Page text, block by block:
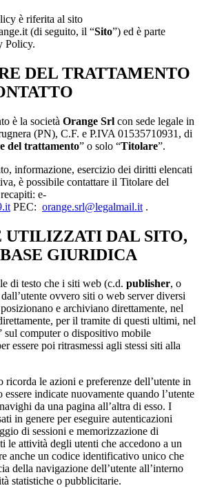
è riferita al sito
(di seguito, il “Sito”) ed è parte
Policy.
DEL TRATTAMENTO
è la società Orange Srl con sede legale in
(PN), C.F. e P.IVA 01535710931, di
del trattamento” o solo “Titolare”.
informazione, esercizio dei diritti elencati
è possibile contattare il Titolare del
e-
PEC: orange.srl@legalmail.it .
DAL SITO,
GIURIDICA
di testo che i siti web (c.d. publisher, o
ovvero siti o web server diversi
e archiviano direttamente, nel
per il tramite di questi ultimi, nel
sul computer o dispositivo mobile
essere poi ritrasmessi agli stessi siti alla
ricorda le azioni e preferenze dell’utente in
indicate nuovamente quando l’utente
da una pagina all’altra di esso. I
in genere per eseguire autenticazioni
di sessioni e memorizzazione di
le attività degli utenti che accedono a un
anche un codice identificativo unico che
della navigazione dell’utente all’interno
statistiche o pubblicitarie.